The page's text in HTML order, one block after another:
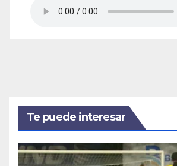
Te puede interesar